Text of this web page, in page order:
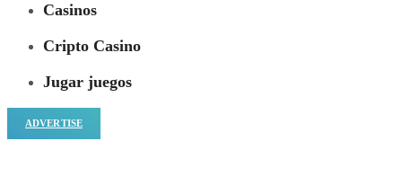
Casinos
Cripto Casino
Jugar juegos
ADVERTISE